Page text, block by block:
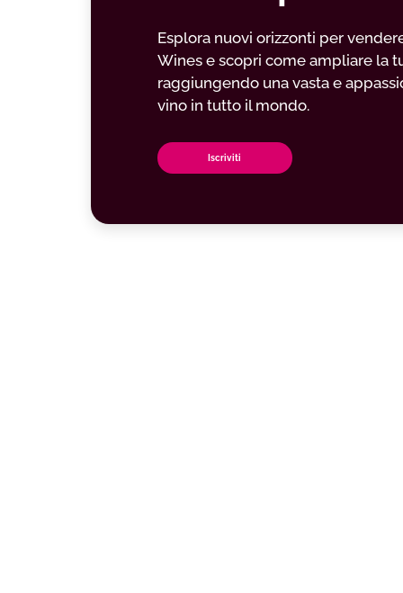
Esplora nuovi orizzonti per
Wines e scopri come ampliare la
raggiungendo una vasta e
vino in tutto il mondo.
Iscriviti